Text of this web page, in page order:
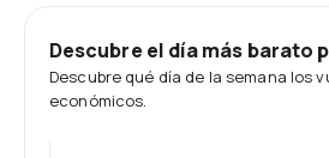
Descubre el día más barato
Descubre qué día de la semana los
económicos.